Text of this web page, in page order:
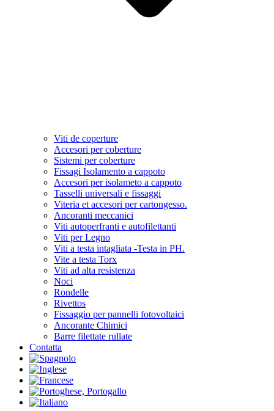
Viti de coperture
Accesori per coberture
Sistemi per coberture
Fissagi Isolamento a cappoto
Accesori per isolameto a cappoto
Tasselli universali e fissaggi
Viteria et accesori per cartongesso.
Ancoranti meccanici
Viti autoperfranti e autofilettanti
Viti per Legno
Viti a testa intagliata -Testa in PH.
Vite a testa Torx
Viti ad alta resistenza
Noci
Rondelle
Rivettos
Fissaggio per pannelli fotovoltaici
Ancorante Chimici
Barre filettate rullate
Contatta